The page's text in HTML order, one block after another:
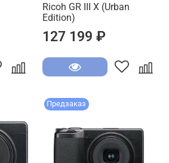
Ricoh GR III X (Urban
Edition)
127 199 ₽
Предзаказ